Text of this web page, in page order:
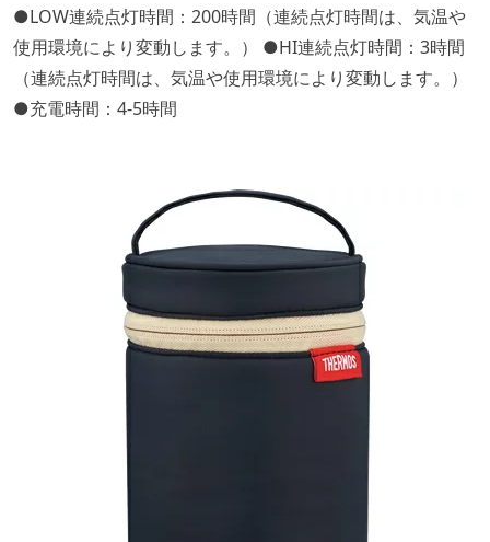
●LOW連続点灯時間：200時間（連続点灯時間は、気温や
使用環境により変動します。） ●HI連続点灯時間：3時間
（連続点灯時間は、気温や使用環境により変動します。）
●充電時間：4-5時間